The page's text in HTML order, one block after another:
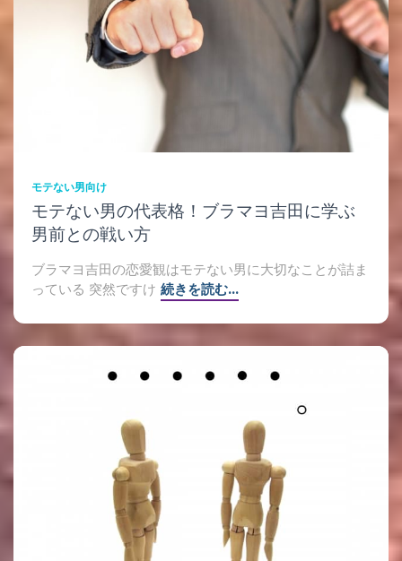
モテない男向け
モテない男の代表格！ブラマヨ吉田に学ぶ
男前との戦い方
ブラマヨ吉田の恋愛観はモテない男に大切なことが詰ま
っている 突然ですけ 続きを読む…